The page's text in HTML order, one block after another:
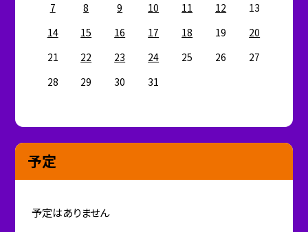
7
8 9 10 11 12
13
14
15 16 17 18 19
20
21
22 23 24 25 26
27
28
29 30 31
予定
予定はありません